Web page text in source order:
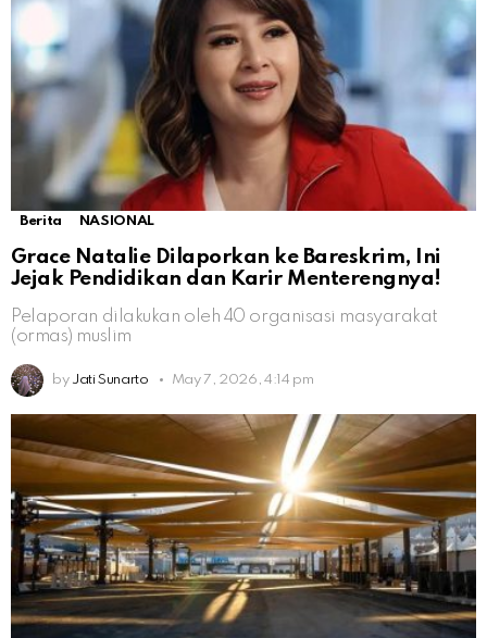
Berita NASIONAL
Grace Natalie Dilaporkan ke Bareskrim, Ini
Jejak Pendidikan dan Karir Menterengnya!
Pelaporan dilakukan oleh 40 organisasi masyarakat
(ormas) muslim
by Jati Sunarto May 7, 2026, 4:14 pm